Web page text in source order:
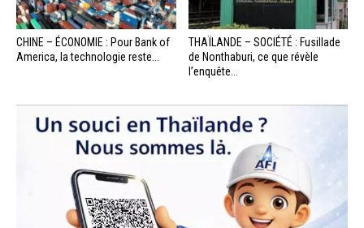
CHINE – ÉCONOMIE : Pour Bank of
America, la technologie reste...
THAÏLANDE – SOCIÉTÉ : Fusillade
de Nonthaburi, ce que révèle
l’enquête...